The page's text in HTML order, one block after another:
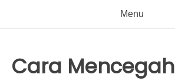
Menu
Cara Mencegah